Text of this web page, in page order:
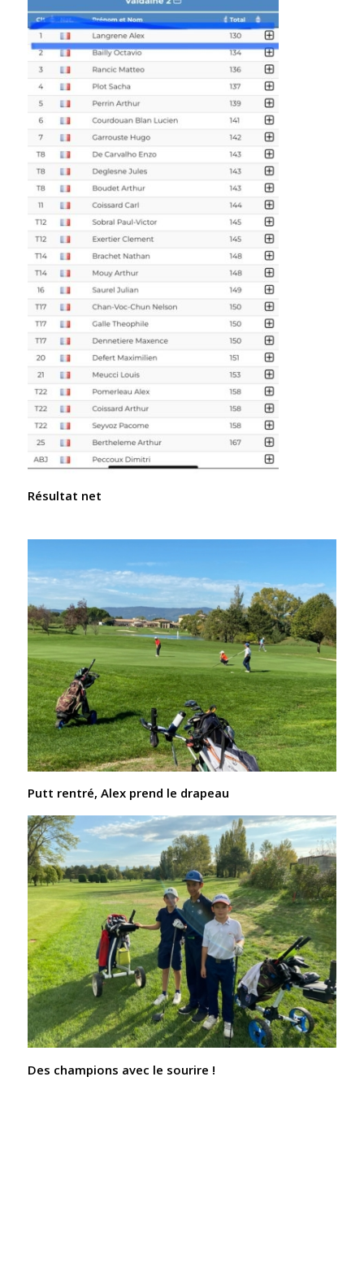
Résultat net
Putt rentré, Alex prend le drapeau
Des champions avec le sourire !